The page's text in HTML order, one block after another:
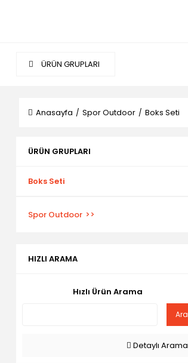
ÜRÜN GRUPLARI
Anasayfa Spor Outdoor Boks Seti
ÜRÜN GRUPLARI
Boks Seti
Spor Outdoor
HIZLI ARAMA
Hızlı Ürün Arama
Ara
Detaylı Arama